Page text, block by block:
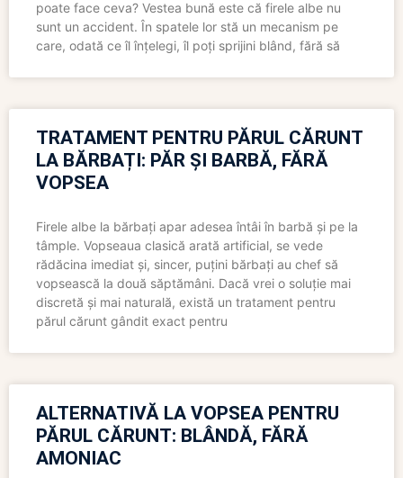
poate face ceva? Vestea bună este că firele albe nu
sunt un accident. În spatele lor stă un mecanism pe
care, odată ce îl înțelegi, îl poți sprijini blând, fără să
TRATAMENT PENTRU PĂRUL CĂRUNT
LA BĂRBAȚI: PĂR ȘI BARBĂ, FĂRĂ
VOPSEA
Firele albe la bărbați apar adesea întâi în barbă și pe la
tâmple. Vopseaua clasică arată artificial, se vede
rădăcina imediat și, sincer, puțini bărbați au chef să
vopsească la două săptămâni. Dacă vrei o soluție mai
discretă și mai naturală, există un tratament pentru
părul cărunt gândit exact pentru
ALTERNATIVĂ LA VOPSEA PENTRU
PĂRUL CĂRUNT: BLÂNDĂ, FĂRĂ
AMONIAC